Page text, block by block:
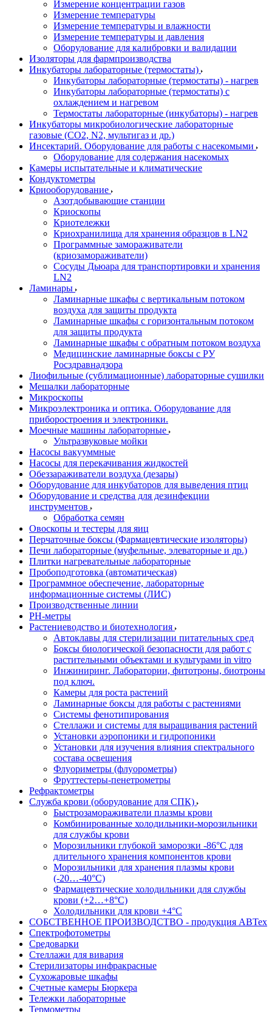
Измерение концентрации газов
Измерение температуры
Измерение температуры и влажности
Измерение температуры и давления
Оборудование для калибровки и валидации
Изоляторы для фармпроизводства
Инкубаторы лабораторные (термостаты)
Инкубаторы лабораторные (термостаты) - нагрев
Инкубаторы лабораторные (термостаты) с
охлаждением и нагревом
Термостаты лабораторные (инкубаторы) - нагрев
Инкубаторы микробиологические лабораторные
газовые (CO2, N2, мультигаз и др.)
Инсектарий. Оборудование для работы с насекомыми
Оборудование для содержания насекомых
Камеры испытательные и климатические
Кондуктометры
Криооборудование
Азотдобывающие станции
Криоскопы
Криотележки
Криохранилища для хранения образцов в LN2
Программные замораживатели
(криозамораживатели)
Сосуды Дьюара для транспортировки и хранения
LN2
Ламинары
Ламинарные шкафы с вертикальным потоком
воздуха для защиты продукта
Ламинарные шкафы с горизонтальным потоком
для защиты продукта
Ламинарные шкафы с обратным потоком воздуха
Медицинские ламинарные боксы с РУ
Росздравнадзора
Лиофильные (сублимационные) лабораторные сушилки
Мешалки лабораторные
Микроскопы
Микроэлектроника и оптика. Оборудование для
приборостроения и электроники.
Моечные машины лабораторные
Ультразвуковые мойки
Насосы вакууммные
Насосы для перекачивания жидкостей
Обеззараживатели воздуха (дезары)
Оборудование для инкубаторов для выведения птиц
Оборудование и средства для дезинфекции
инструментов
Обработка семян
Овоскопы и тестеры для яиц
Перчаточные боксы (Фармацевтические изоляторы)
Печи лабораторные (муфельные, элеваторные и др.)
Плитки нагревательные лабораторные
Пробоподготовка (автоматическая)
Программное обеспечение, лабораторные
информационные системы (ЛИС)
Производственные линии
РH-метры
Растениеводство и биотехнология
Автоклавы для стерилизации питательных сред
Боксы биологической безопасности для работ с
растительными объектами и культурами in vitro
Инжиниринг. Лаборатории, фитотроны, биотроны
под ключ.
Камеры для роста растений
Ламинарные боксы для работы с растениями
Системы фенотипирования
Стеллажи и системы для выращивания растений
Установки аэропоники и гидропоники
Установки для изучения влияния спектрального
состава освещения
Флуориметры (флуорометры)
Фруттестеры-пенетрометры
Рефрактометры
Служба крови (оборудование для СПК)
Быстрозамораживатели плазмы крови
Комбинированные холодильники-морозильники
для службы крови
Морозильники глубокой заморозки -86°С для
длительного хранения компонентов крови
Морозильники для хранения плазмы крови
(-20…-40°С)
Фармацевтические холодильники для службы
крови (+2…+8°С)
Холодильники для крови +4°С
СОБСТВЕННОЕ ПРОИЗВОДСТВО - продукция АВТех
Спектрофотометры
Средоварки
Стеллажи для вивария
Стерилизаторы инфракрасные
Сухожаровые шкафы
Счетные камеры Бюркера
Тележки лабораторные
Термометры